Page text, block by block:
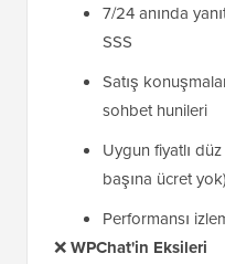
7/24 anında
SSS
Satış
sohbet hunileri
Uygun fiyatlı
başına ücret yok)
Performansı
❌WPChat'in Eksileri